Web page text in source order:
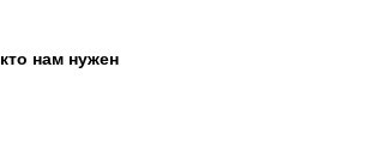
кто нам нужен